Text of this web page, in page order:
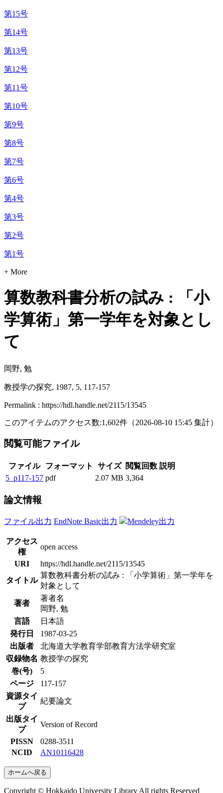
第15号
第14号
第13号
第12号
第11号
第10号
第9号
第8号
第7号
第6号
第4号
第3号
第2号
第1号
+ More
算数教科書分析の試み : 「小
学算術」第一学年を対象とし
て
岡野, 勉
教授学の探究, 1987, 5, 117-157
Permalink : https://hdl.handle.net/2115/13545
このアイテムのアクセス数:1,602件 （2026-08-10 15:45 集計）
閲覧可能ファイル
ファイル フォーマット サイズ 閲覧回数 説明
5_p117-157 pdf 2.07 MB 3,364
論文情報
ファイル出力 EndNote Basic出力 Mendeley出力
アクセス
権
open access
URI
https://hdl.handle.net/2115/13545
タイトル
算数教科書分析の試み : 「小学算術」第一学年を
対象として
著者
著者名
岡野, 勉
言語
日本語
発行日
1987-03-25
出版者
北海道大学教育学部教育方法学研究室
収録物名 教授学の探究
巻(号)
5
ページ
117-157
資源タイ
プ
紀要論文
出版タイ
プ
Version of Record
PISSN
0288-3511
NCID
AN10116428
ホームへ戻る
Copyright © Hokkaido University Library All rights Reserved